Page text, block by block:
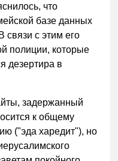
что
базе данных
связи с этим его
полиции, которые
дезертира в
задержанный
к общему
("эда харедит"), но